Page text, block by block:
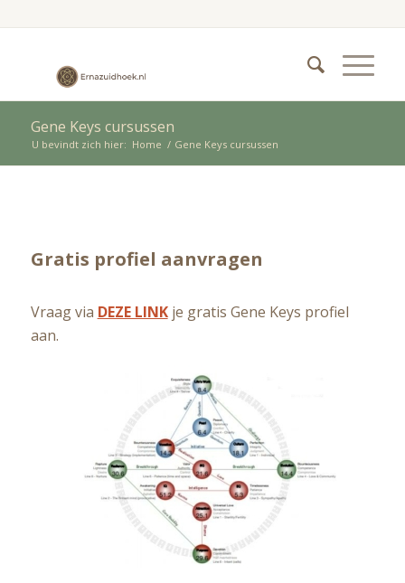
Gene Keys cursussen
U bevindt zich hier: Home / Gene Keys cursussen
Gratis profiel aanvragen
Vraag via DEZE LINKje gratis Gene Keys profiel
aan.